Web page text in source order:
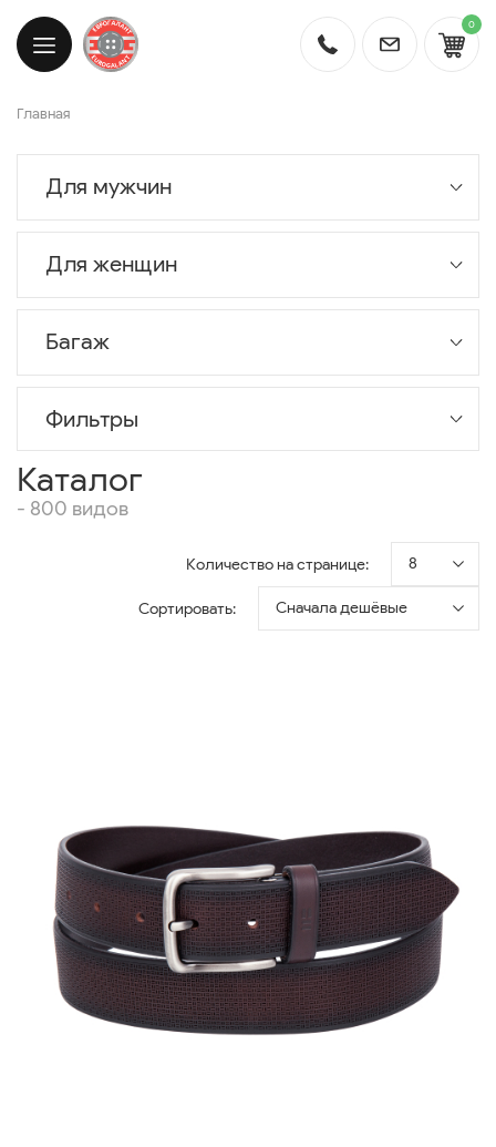
0
Главная
Для мужчин
Для женщин
Багаж
Фильтры
Каталог
- 800 видов
Количество на странице: 8
Сортировать: Сначала дешёвые